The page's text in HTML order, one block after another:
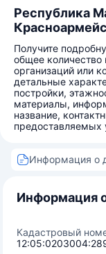
Республика
Получите
общее количество
организаций или
детальные
постройки,
материалы,
название,
предоставляемых
Информация о
Информация
Кадастровый